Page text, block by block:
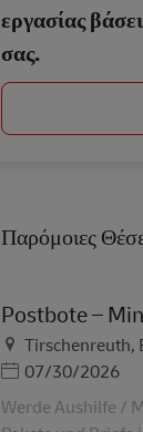
εργασίας
σας.
Παρόμοιες
Postbote –
Τοποθεσία
Tirschenreuth,
Ημερομηνία
07/30/2026
Werde Aushilfe /